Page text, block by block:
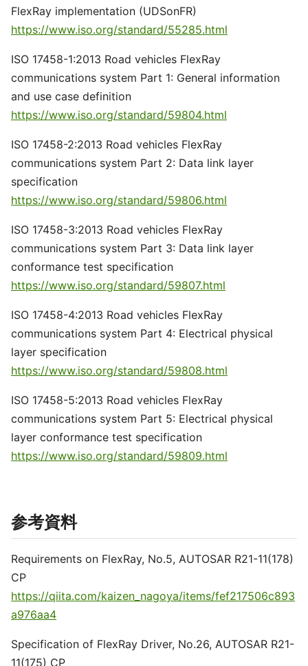
FlexRay implementation (UDSonFR)
https://www.iso.org/standard/55285.html
ISO 17458-1:2013 Road vehicles FlexRay
communications system Part 1: General information
and use case definition
https://www.iso.org/standard/59804.html
ISO 17458-2:2013 Road vehicles FlexRay
communications system Part 2: Data link layer
specification
https://www.iso.org/standard/59806.html
ISO 17458-3:2013 Road vehicles FlexRay
communications system Part 3: Data link layer
conformance test specification
https://www.iso.org/standard/59807.html
ISO 17458-4:2013 Road vehicles FlexRay
communications system Part 4: Electrical physical
layer specification
https://www.iso.org/standard/59808.html
ISO 17458-5:2013 Road vehicles FlexRay
communications system Part 5: Electrical physical
layer conformance test specification
https://www.iso.org/standard/59809.html
参考資料
Requirements on FlexRay, No.5, AUTOSAR R21-11(178)
CP
https://qiita.com/kaizen_nagoya/items/fef217506c893
a976aa4
Specification of FlexRay Driver, No.26, AUTOSAR R21-
11(175) CP